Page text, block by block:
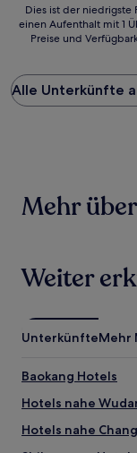
Dies
ist
Preis
pro
Nacht,
für
einen
1 Übernachtung
von
gefunden
wurde.
Verfügbarkeiten
können
sich
ändern.
Dies ist der niedrigste
einen Aufenthalt mit 1
Preise und
Alle Unterkünfte
Mehr
Weiter
UnterkünfteMehr
Baokang Hotels
Hotels nahe
Hotels nahe